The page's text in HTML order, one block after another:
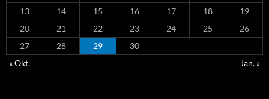
13
14 15 16 17 18
19
20
21 22 23 24 25
26
27
28 29
30
« Okt.
Jan. »